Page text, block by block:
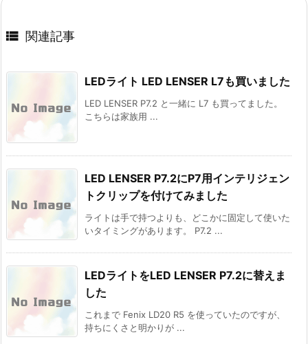
 関連記事
LEDライト LED LENSER L7も買いました
LED LENSER P7.2 と一緒に L7 も買ってました。
こちらは家族用 ...
LED LENSER P7.2にP7用インテリジェン
トクリップを付けてみました
ライトは手で持つよりも、どこかに固定して使いた
いタイミングがあります。 P7.2 ...
LEDライトをLED LENSER P7.2に替えま
した
これまで Fenix LD20 R5 を使っていたのですが、
持ちにくさと明かりが ...